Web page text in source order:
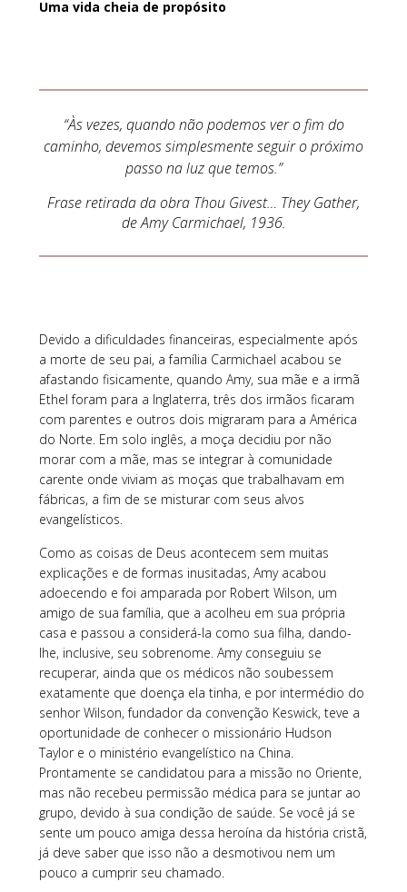
Uma vida cheia de propósito
“Às vezes, quando não podemos ver o fim do
caminho, devemos simplesmente seguir o próximo
passo na luz que temos.”
Frase retirada da obra Thou Givest… They Gather,
de Amy Carmichael, 1936.
Devido a dificuldades financeiras, especialmente após
a morte de seu pai, a família Carmichael acabou se
afastando fisicamente, quando Amy, sua mãe e a irmã
Ethel foram para a Inglaterra, três dos irmãos ficaram
com parentes e outros dois migraram para a América
do Norte. Em solo inglês, a moça decidiu por não
morar com a mãe, mas se integrar à comunidade
carente onde viviam as moças que trabalhavam em
fábricas, a fim de se misturar com seus alvos
evangelísticos.
Como as coisas de Deus acontecem sem muitas
explicações e de formas inusitadas, Amy acabou
adoecendo e foi amparada por Robert Wilson, um
amigo de sua família, que a acolheu em sua própria
casa e passou a considerá-la como sua filha, dando-
lhe, inclusive, seu sobrenome. Amy conseguiu se
recuperar, ainda que os médicos não soubessem
exatamente que doença ela tinha, e por intermédio do
senhor Wilson, fundador da convenção Keswick, teve a
oportunidade de conhecer o missionário Hudson
Taylor e o ministério evangelístico na China.
Prontamente se candidatou para a missão no Oriente,
mas não recebeu permissão médica para se juntar ao
grupo, devido à sua condição de saúde. Se você já se
sente um pouco amiga dessa heroína da história cristã,
já deve saber que isso não a desmotivou nem um
pouco a cumprir seu chamado.